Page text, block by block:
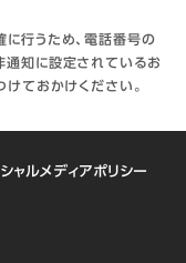
に行うため、電話番号の
通知に設定されているお
ておかけください。
ャルメディアポリシー